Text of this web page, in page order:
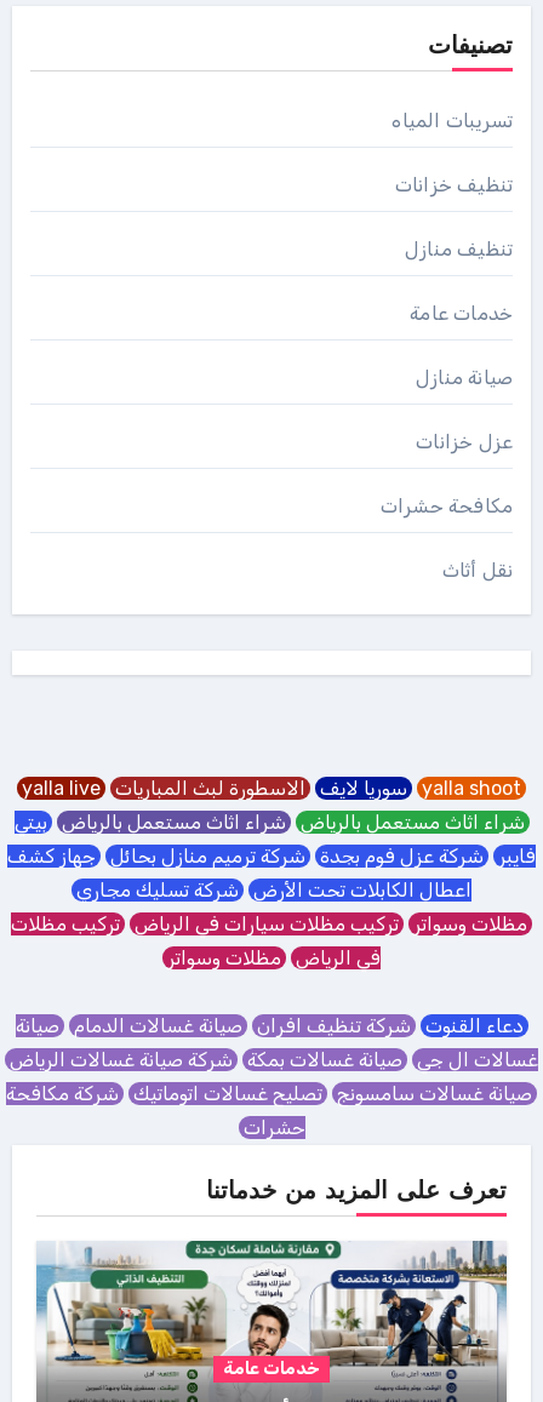
تصنيفات
تسريبات المياه
تنظيف خزانات
تنظيف منازل
خدمات عامة
صيانة منازل
عزل خزانات
مكافحة حشرات
نقل أثاث
yalla shoot سوريا لايف الاسطورة لبث المباريات yalla live
شراء اثاث مستعمل بالرياض شراء اثاث مستعمل بالرياض بيتي
فايبر شركة عزل فوم بجدة شركة ترميم منازل بحائل جهاز كشف
اعطال الكابلات تحت الأرض شركة تسليك مجاري
مظلات وسواتر تركيب مظلات سيارات في الرياض تركيب مظلات
في الرياض مظلات وسواتر
دعاء القنوت شركة تنظيف افران صيانة غسالات الدمام صيانة
غسالات ال جي صيانة غسالات بمكة شركة صيانة غسالات الرياض
صيانة غسالات سامسونج تصليح غسالات اتوماتيك شركة مكافحة
حشرات
تعرف على المزيد من خدماتنا
خدمات عامة